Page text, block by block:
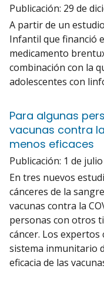
Publicación: 29 de
A partir de un
Infantil que financió
medicamento
combinación con la
adolescentes con
Para algunas
vacunas contra
menos eficaces
Publicación: 1 de
En tres nuevos
cánceres de la
vacunas contra la
personas con otros
cáncer. Los
sistema inmunitario
eficacia de las